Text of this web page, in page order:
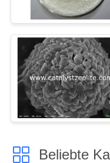
Beliebte